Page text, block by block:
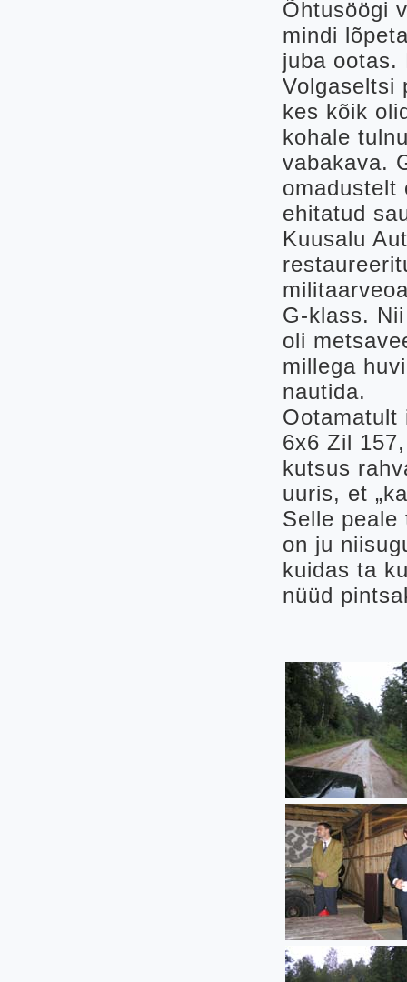
Õhtusöögi
mindi
juba ootas.
Volgaseltsi
kes kõik
kohale
vabakava.
omadustelt
ehitatud
Kuusalu
G-klass.
oli
millega
nautida.
Ootamatult
6x6 Zil
kutsus
uuris, et
Selle peale
on ju
kuidas ta
nüüd